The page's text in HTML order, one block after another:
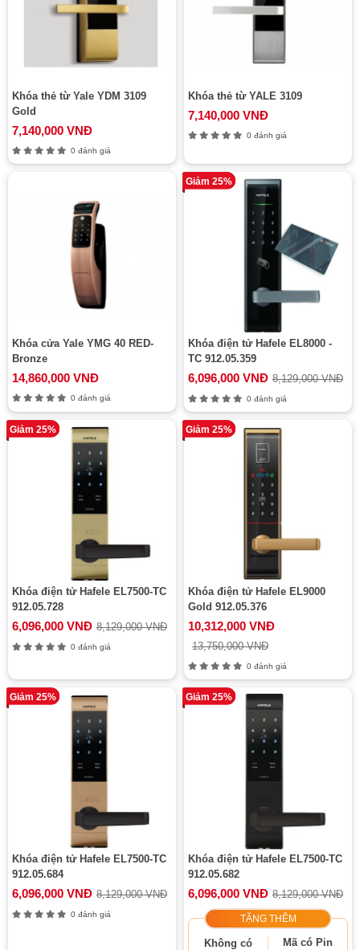
Khóa thẻ từ Yale YDM 3109
Gold
7,140,000 VNĐ
0 đánh giá
Khóa thẻ từ YALE 3109
7,140,000 VNĐ
0 đánh giá
Khóa cửa Yale YMG 40 RED-
Bronze
14,860,000 VNĐ
0 đánh giá
Giảm 25%
Khóa điện tử Hafele EL8000 -
TC 912.05.359
6,096,000 VNĐ 8,129,000 VNĐ
0 đánh giá
Giảm 25%
Khóa điện tử Hafele EL7500-TC
912.05.728
6,096,000 VNĐ 8,129,000 VNĐ
0 đánh giá
Giảm 25%
Khóa điện tử Hafele EL9000
Gold 912.05.376
10,312,000 VNĐ
13,750,000 VNĐ
0 đánh giá
Giảm 25%
Khóa điện tử Hafele EL7500-TC
912.05.684
6,096,000 VNĐ 8,129,000 VNĐ
0 đánh giá
Giảm 25%
Khóa điện tử Hafele EL7500-TC
912.05.682
6,096,000 VNĐ 8,129,000 VNĐ
TẶNG THÊM
Không có
Mã có Pin